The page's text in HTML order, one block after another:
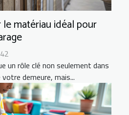
matériau idéal pour
un rôle clé non seulement dans
demeure, mais...